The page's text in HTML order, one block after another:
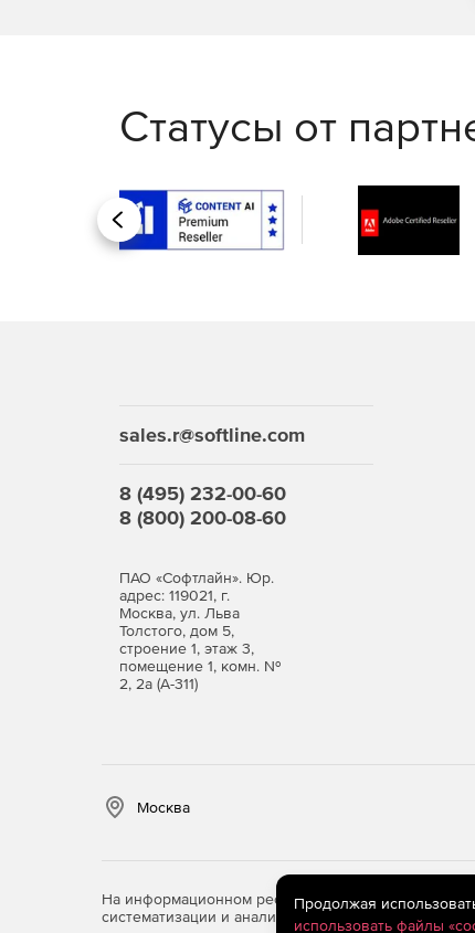
Статусы от
Назад
sales.r@softline.com
8 (495) 232-00-60
8 (800) 200-08-60
ПАО «Софтлайн». Юр.
адрес: 119021, г.
Москва, ул. Льва
Толстого, дом 5,
строение 1, этаж 3,
помещение 1, комн. №
2, 2а (А-311)
Москва
На информационном ресурсе store.softline.ru
систематизации и анализа сведений,
Продолжая
использовать файлы